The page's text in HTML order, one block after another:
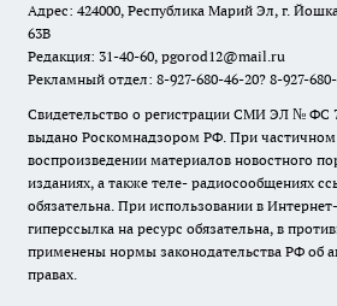
Адрес: 424000, Республика Марий Эл, г.
63В
Редакция: 31-40-60, pgorod12@mail.ru
Рекламный отдел: 8-927-680-46-20? 8-927-
Свидетельство о регистрации СМИ ЭЛ № ФС
выдано Роскомнадзором РФ. При
воспроизведении материалов новостного
изданиях, а также теле- радиосообщениях
обязательна. При использовании в
гиперссылка на ресурс обязательна, в
применены нормы законодательства РФ об
правах.